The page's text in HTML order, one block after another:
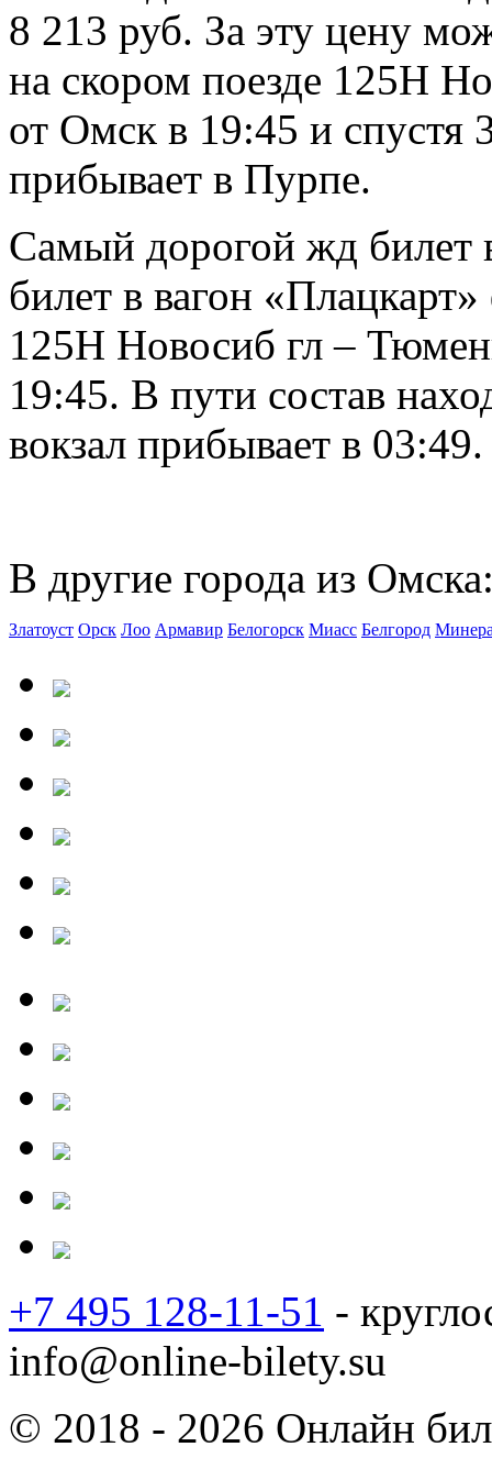
8 213 руб. За эту цену
на скором поезде 125Н
от Омск в 19:45 и спустя
прибывает в Пурпе.
Самый дорогой жд билет
билет в вагон
125Н Новосиб гл –
19:45. В пути состав
вокзал прибывает в 03:49.
В другие города из
Златоуст Орск Лоо Армавир Белогорск Миасс Белгород
+7 495 128-11-51 -
info@online-bilety.su
© 2018 - 2026 Онлайн